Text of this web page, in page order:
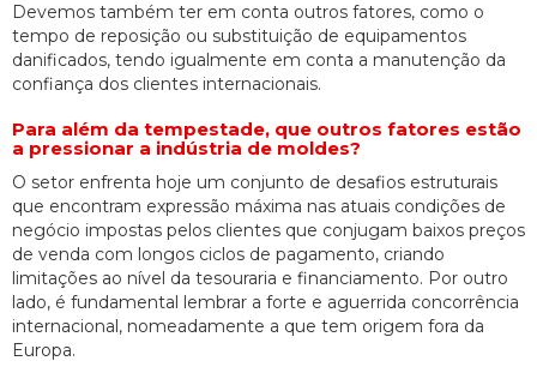
Devemos também ter em conta outros fatores, como o
tempo de reposição ou substituição de equipamentos
danificados, tendo igualmente em conta a manutenção da
confiança dos clientes internacionais.
Para além da tempestade, que outros fatores estão
a pressionar a indústria de moldes?
O setor enfrenta hoje um conjunto de desafios estruturais
que encontram expressão máxima nas atuais condições de
negócio impostas pelos clientes que conjugam baixos preços
de venda com longos ciclos de pagamento, criando
limitações ao nível da tesouraria e financiamento. Por outro
lado, é fundamental lembrar a forte e aguerrida concorrência
internacional, nomeadamente a que tem origem fora da
Europa.